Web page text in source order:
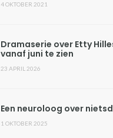
4 OKTOBER 2021
Dramaserie over Etty
vanaf juni te zien
23 APRIL 2026
Een neuroloog over
1 OKTOBER 2025